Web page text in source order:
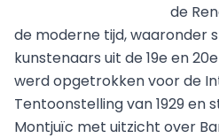
de
de moderne tijd, waaronder
kunstenaars uit de 19e en
werd opgetrokken voor de
Tentoonstelling van 1929 en
Montjuïc met uitzicht over